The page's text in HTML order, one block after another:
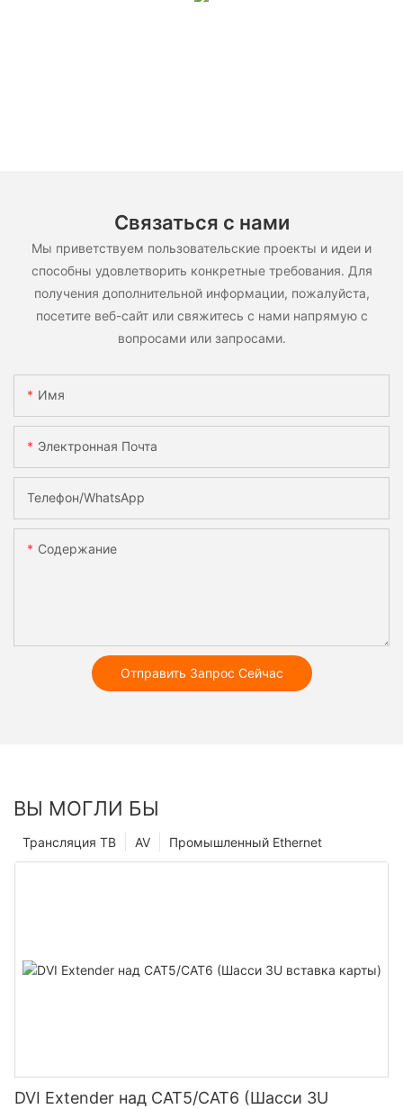
Связаться с нами
Мы приветствуем пользовательские проекты и идеи и
способны удовлетворить конкретные требования. Для
получения дополнительной информации, пожалуйста,
посетите веб-сайт или свяжитесь с нами напрямую с
вопросами или запросами.
Имя
Электронная Почта
Телефон/WhatsApp
Содержание
Отправить Запрос Сейчас
ВЫ МОГЛИ БЫ
Промышленный Ethernet
AV
Трансляция ТВ
DVI Extender над CAT5/CAT6 (Шасси 3U